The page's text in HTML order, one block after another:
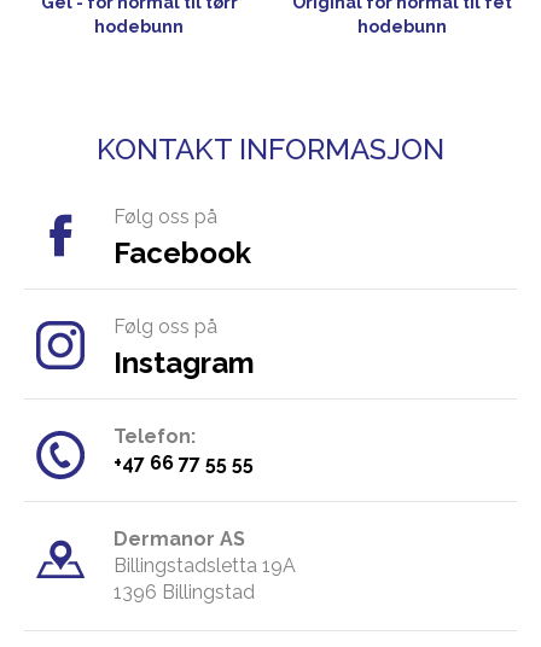
hodebunn
hodebunn
KONTAKT INFORMASJON
Følg oss på
Facebook
Følg oss på
Instagram
Telefon:
​+47 66 77 55 55
Dermanor AS
Billingstadsletta 19A
​1396 Billingstad